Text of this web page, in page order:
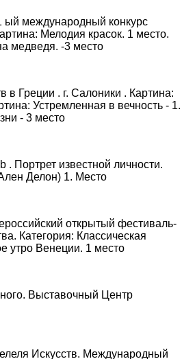
ый международный конкурс
Мелодия красок. 1 место.
медведя. -3 место
в Греции . г. Салоники . Картина:
Устремленная в вечность - 1.
- 3 место
. Портрет известной личности.
Делон) 1. Место
открытый фестиваль-
Категория: Классическая
утро Венеции. 1 место
Выставочный Центр
Искусств. Международный